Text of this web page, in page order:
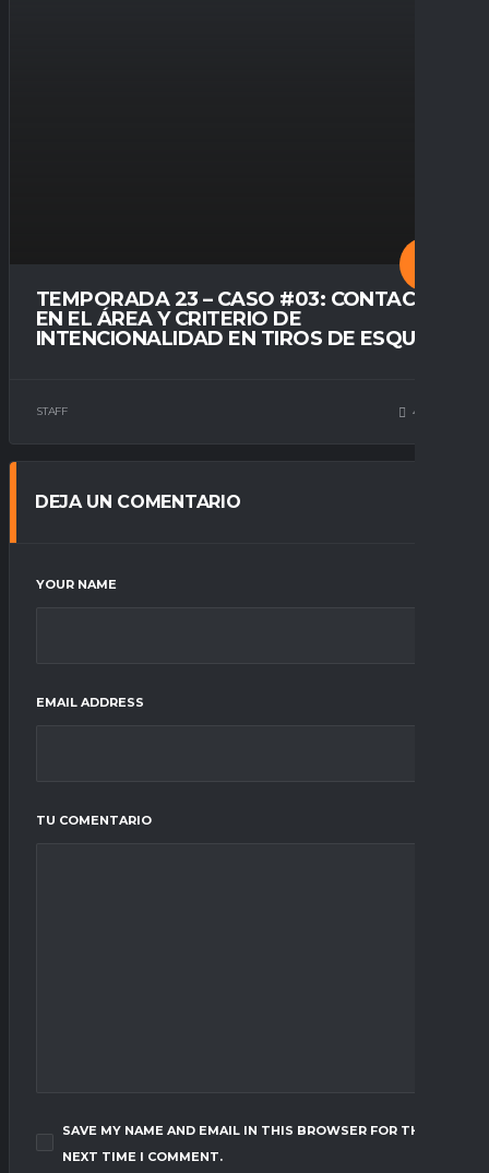
TEMPORADA 23 – CASO #03: CONTACTO
EN EL ÁREA Y CRITERIO DE
INTENCIONALIDAD EN TIROS DE ESQUINA
STAFF 49
DEJA UN COMENTARIO
YOUR NAME
EMAIL ADDRESS
TU COMENTARIO
SAVE MY NAME AND EMAIL IN THIS BROWSER FOR THE
NEXT TIME I COMMENT.